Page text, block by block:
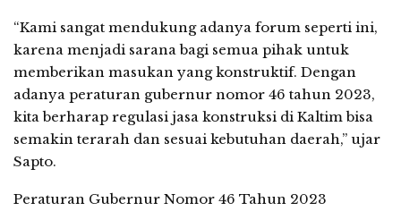
“Kami sangat mendukung adanya forum seperti ini,
karena menjadi sarana bagi semua pihak untuk
memberikan masukan yang konstruktif. Dengan
adanya peraturan gubernur nomor 46 tahun 2023,
kita berharap regulasi jasa konstruksi di Kaltim bisa
semakin terarah dan sesuai kebutuhan daerah,” ujar
Sapto.
Peraturan Gubernur Nomor 46 Tahun 2023